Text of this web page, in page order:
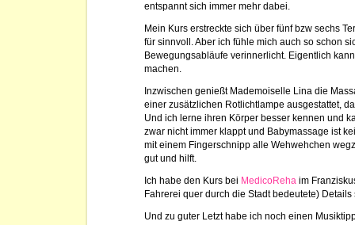
entspannt sich immer mehr dabei.
Mein Kurs erstreckte sich über fünf bzw sechs
für sinnvoll. Aber ich fühle mich auch so schon
Bewegungsabläufe verinnerlicht. Eigentlich
machen.
Inzwischen genießt Mademoiselle Lina die
einer zusätzlichen Rotlichtlampe ausgestattet,
Und ich lerne ihren Körper besser kennen und
zwar nicht immer klappt und Babymassage ist
mit einem Fingerschnipp alle Wehwehchen
gut und hilft.
Ich habe den Kurs bei MedicoReha im
Fahrerei quer durch die Stadt bedeutete)
Und zu guter Letzt habe ich noch einen